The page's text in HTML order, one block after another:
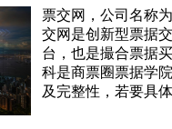
票交网，公司名称
交网是创新型票据
台，也是撮合票据
科是商票圈票据学
及完整性，若要具